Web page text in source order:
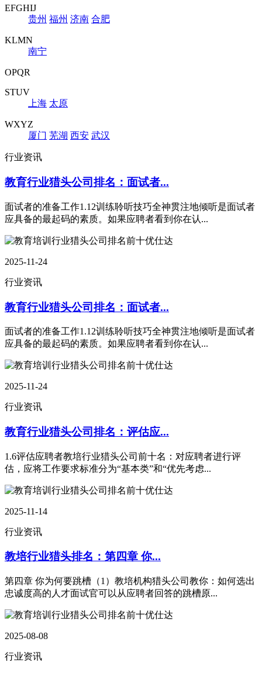
EFGHIJ
贵州 福州 济南 合肥
KLMN
南宁
OPQR
STUV
上海 太原
WXYZ
厦门 芜湖 西安 武汉
行业资讯
教育行业猎头公司排名：面试者...
面试者的准备工作1.12训练聆听技巧全神贯注地倾听是面试者
应具备的最起码的素质。如果应聘者看到你在认...
2025-11-24
行业资讯
教育行业猎头公司排名：面试者...
面试者的准备工作1.12训练聆听技巧全神贯注地倾听是面试者
应具备的最起码的素质。如果应聘者看到你在认...
2025-11-24
行业资讯
教育行业猎头公司排名：评估应...
1.6评估应聘者教培行业猎头公司前十名：对应聘者进行评
估，应将工作要求标准分为“基本类”和“优先考虑...
2025-11-14
行业资讯
教培行业猎头排名：第四章 你...
第四章 你为何要跳槽（1）教培机构猎头公司教你：如何选出
忠诚度高的人才面试官可以从应聘者回答的跳槽原...
2025-08-08
行业资讯